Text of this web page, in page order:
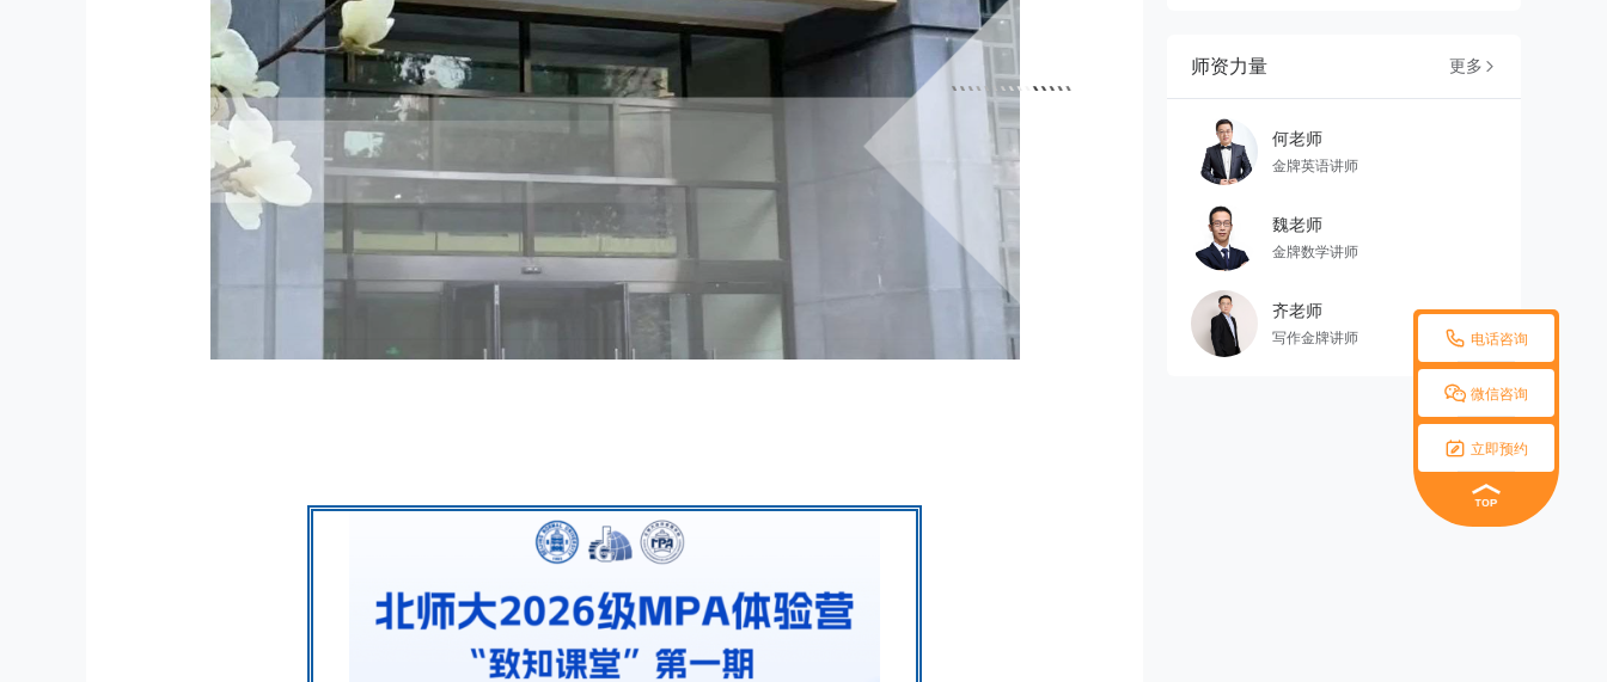
 电话咨询
 微信咨询
 立即预约
北师大2026级
MPA体验营“致知课堂”：
精准扶贫与乡村振兴的政策执行
师资力量 更多 
何老师
金牌英语讲师
魏老师
金牌数学讲师
齐老师
写作金牌讲师